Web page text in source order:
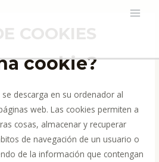
COOKIES
cookie?
descarga en su ordenador al
web. Las cookies permiten a
cosas, almacenar y recuperar
de navegación de un usuario o
de la información que contengan